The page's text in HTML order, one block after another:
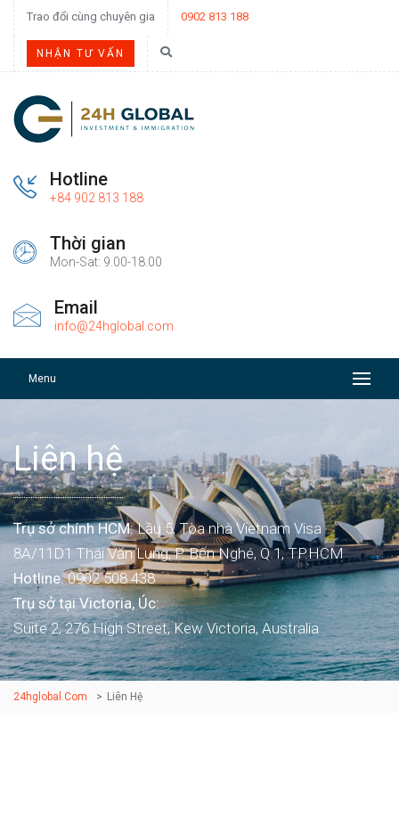
Trao đổi cùng chuyên gia 0902 813 188
NHẬN TƯ VẤN
Hotline
+84 902 813 188
Thời gian
Mon-Sat: 9.00-18.00
Email
info@24hglobal.com
Menu
Liên hệ
Trụ sở chính HCM:Lầu 5, Tòa nhà Vietnam Visa
8A/11D1 Thái Văn Lung, P. Bến Nghé, Q.1, TP.HCM
Hotline:0902 508 438
Trụ sở tại Victoria, Úc:
Suite 2, 276 High Street, Kew Victoria, Australia
24hglobal.com > Liên Hệ